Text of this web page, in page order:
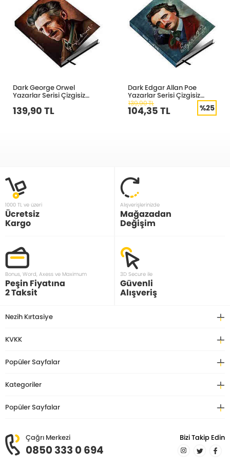
Dark George Orwel
Yazarlar Serisi Çizgisiz
139,90 TL
Dark Edgar Allan Poe
Yazarlar Serisi Çizgisiz
Defter
139,90 TL
104,35 TL %25
1000 TL ve üzeri
Ücretsiz
Kargo
Alışverişlerinizde
Mağazadan
Değişim
Bonus, Word, Axess ve Maximum
Peşin Fiyatına
2 Taksit
3D Secure ile
Güvenli
Alışveriş
Nezih Kırtasiye
KVKK
Popüler Sayfalar
Kategoriler
Popüler Sayfalar
Çağrı Merkezi
0850 333 0 694
Bizi Takip Edin